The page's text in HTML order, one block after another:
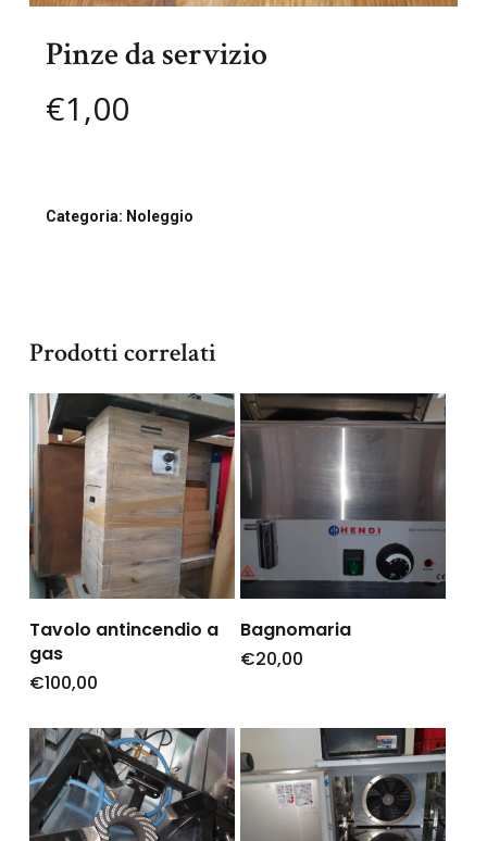
Pinze da servizio
€1,00
Categoria: Noleggio
Prodotti correlati
Tavolo antincendio a
gas
€100,00
Bagnomaria
€20,00